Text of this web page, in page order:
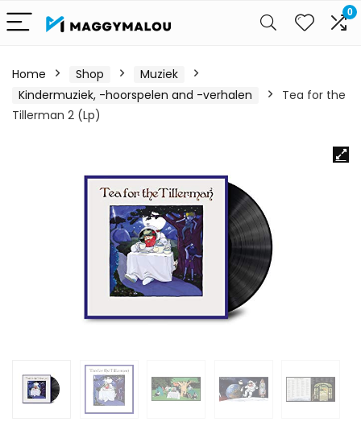
0
Home Shop
Muziek
Kindermuziek, -hoorspelen and -verhalen
Tea for the
Tillerman 2 (Lp)